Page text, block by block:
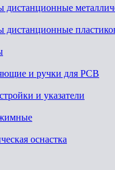
дистанционные
дистанционные
и ручки для PCB
и указатели
оснастка